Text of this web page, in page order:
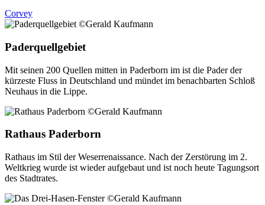
Corvey
Paderquellgebiet
Mit seinen 200 Quellen mitten in Paderborn im ist die Pader der
kürzeste Fluss in Deutschland und mündet im benachbarten Schloß
Neuhaus in die Lippe.
Rathaus Paderborn
Rathaus im Stil der Weserrenaissance. Nach der Zerstörung im 2.
Weltkrieg wurde ist wieder aufgebaut und ist noch heute Tagungsort
des Stadtrates.